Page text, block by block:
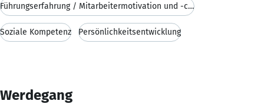
Führungserfahrung / Mitarbeitermotivation und -coa
Soziale Kompetenz Persönlichkeitsentwicklung
Werdegang